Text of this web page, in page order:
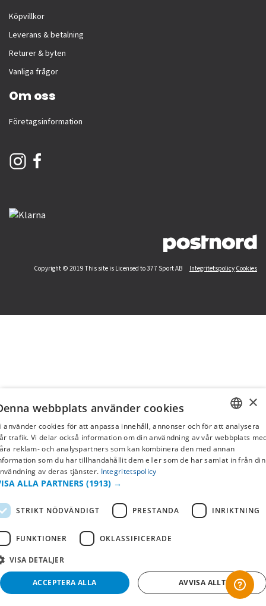
Köpvillkor
Leverans & betalning
Returer & byten
Vanliga frågor
Om oss
Företagsinformation
Copyright © 2019 This site is Licensed to 377 Sport AB Integritetspolicy Cookies
SWEDISH
FI
×
webbplats använder cookies
använder cookies för att anpassa innehåll, annonser och för att analysera
trafik. Vi delar också information om din användning av vår webbplats
reklam- och analyspartners som kan kombinera den med annan
som du har tillhandahållit dem eller som de har samlat in från din
av deras tjänster. Integritetspolicy
ALLA PARTNERS (1913) →
STRIKT NÖDVÄNDIGT PRESTANDA INRIKTNING
FUNKTIONER OKLASSIFICERADE
VISA DETALJER
ACCEPTERA ALLA AVVISA ALLT